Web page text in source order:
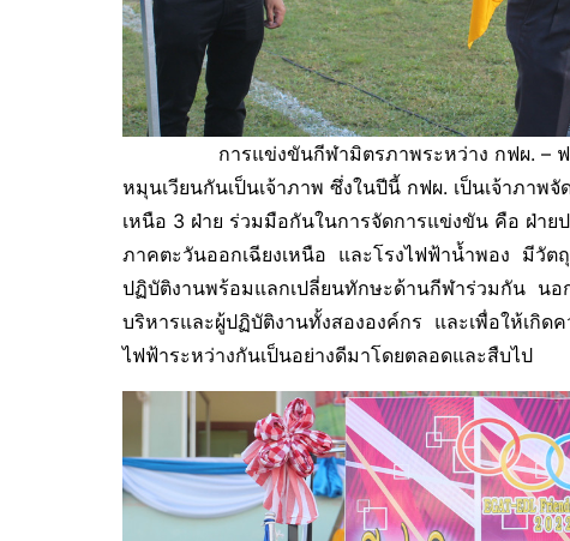
การแข่งขันกีฬามิตรภาพระหว่าง กฟผ. – ฟฟล.
หมุนเวียนกันเป็นเจ้าภาพ ซึ่งในปีนี้ กฟผ. เป็นเจ้าภา
เหนือ 3 ฝ่าย ร่วมมือกันในการจัดการแข่งขัน คือ ฝ่า
ภาคตะวันออกเฉียงเหนือ และโรงไฟฟ้าน้ำพอง มีวัต
ปฏิบัติงานพร้อมแลกเปลี่ยนทักษะด้านกีฬาร่วมกัน นอ
บริหารและผู้ปฏิบัติงานทั้งสององค์กร และเพื่อให้เกิ
ไฟฟ้าระหว่างกันเป็นอย่างดีมาโดยตลอดและสืบไป